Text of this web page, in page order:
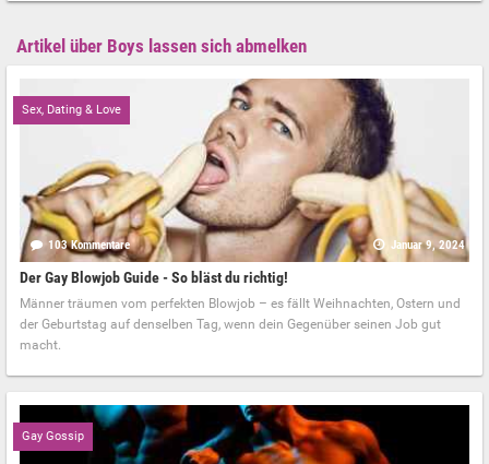
Artikel über Boys lassen sich abmelken
Sex, Dating & Love
103 Kommentare Januar 9, 2024
Der Gay Blowjob Guide - So bläst du richtig!
Männer träumen vom perfekten Blowjob – es fällt Weihnachten, Ostern und
der Geburtstag auf denselben Tag, wenn dein Gegenüber seinen Job gut
macht.
Gay Gossip